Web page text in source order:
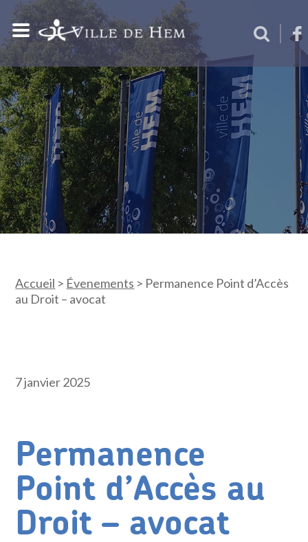
Accueil > Évenements > Permanence Point d’Accès
au Droit – avocat
7 janvier 2025
Permanence
Point d’Accès au
Droit – avocat